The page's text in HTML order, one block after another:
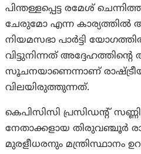
പിന്തള്ളപ്പെട്ട രമേശ്
ചേരുമോ എന്ന കാര്യത്തിൽ
നിയമസഭാ പാർട്ടി
വിട്ടുനിന്നത്
സൂചനയാണെന്നാണ്
വിലയിരുത്തുന്നത്.
കെപിസിസി പ്രസിഡൻ്റ്
നേതാക്കളായ തിരുവഞ്ചൂർ
മുരളീധരനും മന്ത്രിസ്ഥാനം